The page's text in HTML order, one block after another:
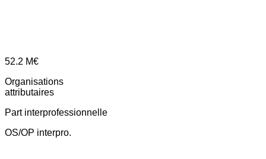
52.2 M€
Organisations
attributaires
Part interprofessionnelle
OS/OP interpro.